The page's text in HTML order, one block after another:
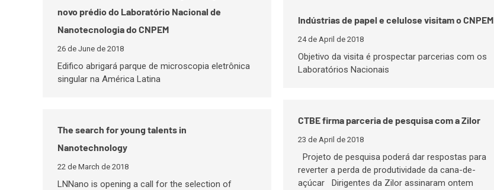
novo prédio do Laboratório Nacional de
Nanotecnologia do CNPEM
26 de June de 2018
Edifico abrigará parque de microscopia eletrônica
singular na América Latina
Indústrias de papel e celulose visitam o CNPEM
24 de April de 2018
Objetivo da visita é prospectar parcerias com os
Laboratórios Nacionais
CTBE firma parceria de pesquisa com a Zilor
23 de April de 2018
Projeto de pesquisa poderá dar respostas para
reverter a perda de produtividade da cana-de-
açúcar Dirigentes da Zilor assinaram ontem
The search for young talents in
Nanotechnology
22 de March de 2018
LNNano is opening a call for the selection of